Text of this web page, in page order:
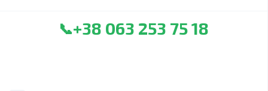
📞+38 063 253 75 18